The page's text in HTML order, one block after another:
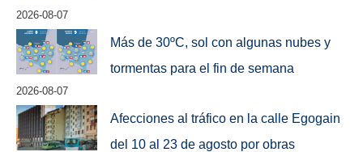
2026-08-07
Más de 30ºC, sol con algunas nubes y
tormentas para el fin de semana
2026-08-07
Afecciones al tráfico en la calle Egogain
del 10 al 23 de agosto por obras